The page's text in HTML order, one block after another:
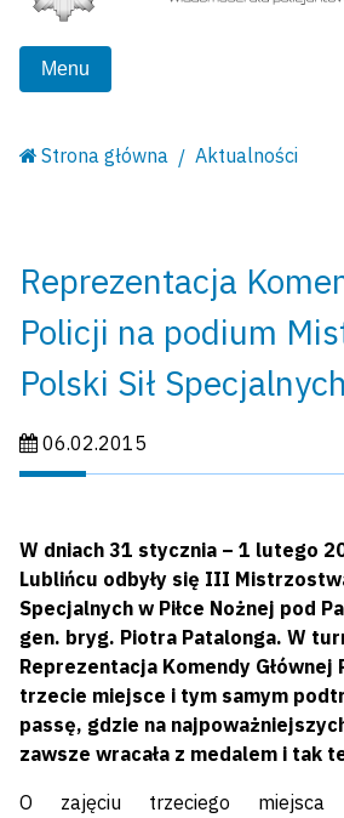
Menu
Strona główna Aktualności
Reprezentacja
Policji na podium
Polski Sił Specjalnych
Data publikacji:
06.02.2015
W dniach 31 stycznia – 1 lutego
Lublińcu odbyły się III
Specjalnych w Piłce Nożnej pod
gen. bryg. Piotra Patalonga. W
Reprezentacja Komendy Głównej
trzecie miejsce i tym samym
passę, gdzie na
zawsze wracała z medalem i tak
O zajęciu trzeciego miejsca